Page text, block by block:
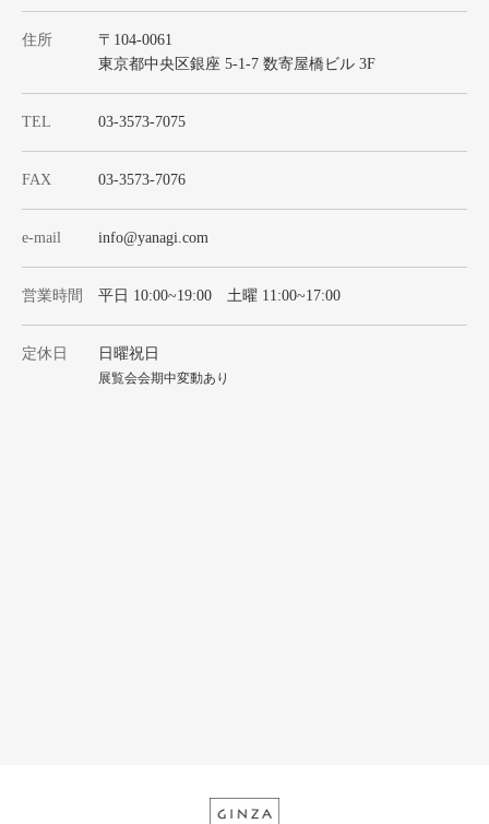
住所
〒104-0061
東京都中央区銀座 5-1-7 数寄屋橋ビル 3F
TEL 03-3573-7075
FAX 03-3573-7076
e-mail info@yanagi.com
営業時間 平日 10:00~19:00 土曜 11:00~17:00
定休日 日曜祝日
展覧会会期中変動あり